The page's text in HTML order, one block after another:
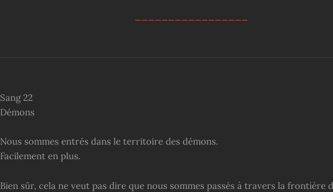
Sang 22
Démons
Nous sommes entrés dans le territoire des démons.
Facilement en plus.
Bien sûr, cela ne veut pas dire que nous sommes passés à travers la frontière